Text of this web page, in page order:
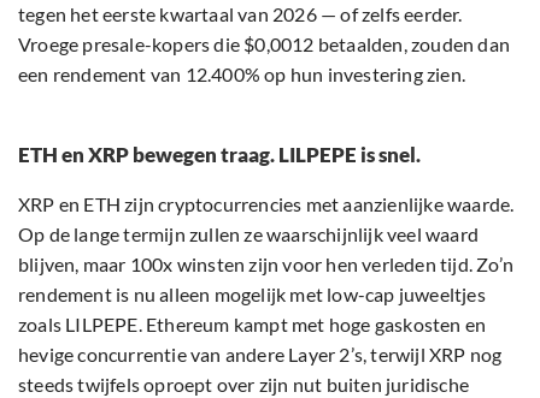
tegen het eerste kwartaal van 2026 — of zelfs eerder.
Vroege presale-kopers die $0,0012 betaalden, zouden dan
een rendement van 12.400% op hun investering zien.
ETH en XRP bewegen traag. LILPEPE is snel.
XRP en ETH zijn cryptocurrencies met aanzienlijke waarde.
Op de lange termijn zullen ze waarschijnlijk veel waard
blijven, maar 100x winsten zijn voor hen verleden tijd. Zo’n
rendement is nu alleen mogelijk met low-cap juweeltjes
zoals LILPEPE. Ethereum kampt met hoge gaskosten en
hevige concurrentie van andere Layer 2’s, terwijl XRP nog
steeds twijfels oproept over zijn nut buiten juridische